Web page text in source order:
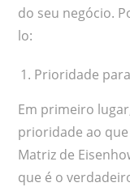
do seu negócio.
lo:
Prioridade
Em primeiro
prioridade ao
Matriz de
que é o